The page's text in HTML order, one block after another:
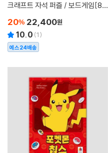
크래프트 자석 퍼즐 / 보드게임[8세
20% 22,400원
10.0 (1)
예스24배송